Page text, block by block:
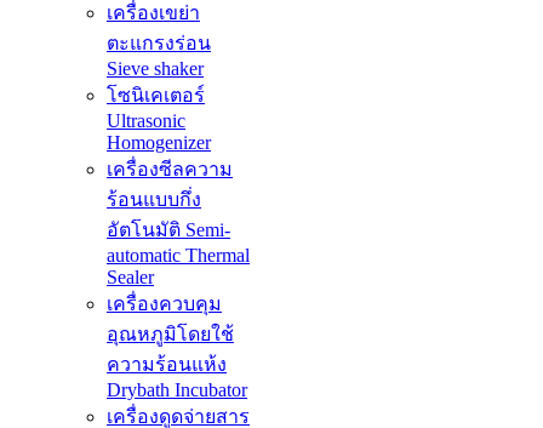
เครื่องเขย่า
ตะแกรงร่อน
Sieve shaker
โซนิเคเตอร์
Ultrasonic
Homogenizer
เครื่องซีลความ
ร้อนแบบกึ่ง
อัตโนมัติ Semi-
automatic Thermal
Sealer
เครื่องควบคุม
อุณหภูมิโดยใช้
ความร้อนแห้ง
Drybath Incubator
เครื่องดูดจ่ายสาร